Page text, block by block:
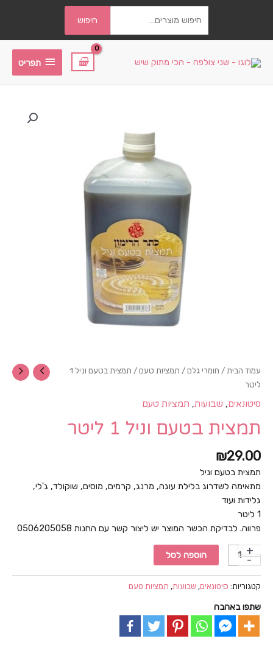
עבור:
חיפוש
תפריט
תפריט
עמוד הבית / חומרי גלם/ תמציות טעם
/ תמצית בטעם וניל 1
ליטר
סיטונאים, שבועות, תמציות טעם
תמצית בטעם וניל 1 ליטר
₪29.00
תמצית בטעם וניל
מתאימה לשדרוג בלילת עוגה, מרנג, קרמים, מוסים, שוקולד, ג'לי,
גלידות ועוד
1 ליטר
פרווה. לבדיקת הכשר המוצר יש ליצור קשר עם החנות 0506205058
כמות
של
תמצית
בטעם
וניל
1
ליטר
הוספה לסל
קטגוריות: סיטונאים, שבועות, תמציות טעם
שתפו באהבה